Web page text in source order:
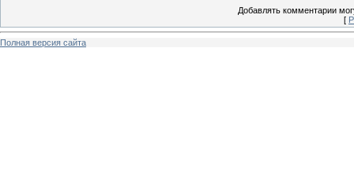
Добавлять комментарии
[
Полная версия сайта